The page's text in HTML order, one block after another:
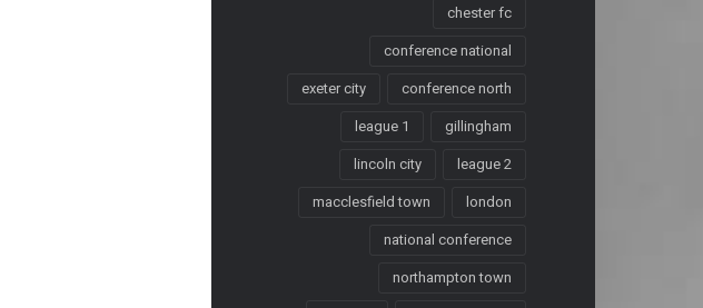
chester fc
conference national
conference north
exeter city
gillingham
league 1
league 2
lincoln city
london
macclesfield town
national conference
northampton town